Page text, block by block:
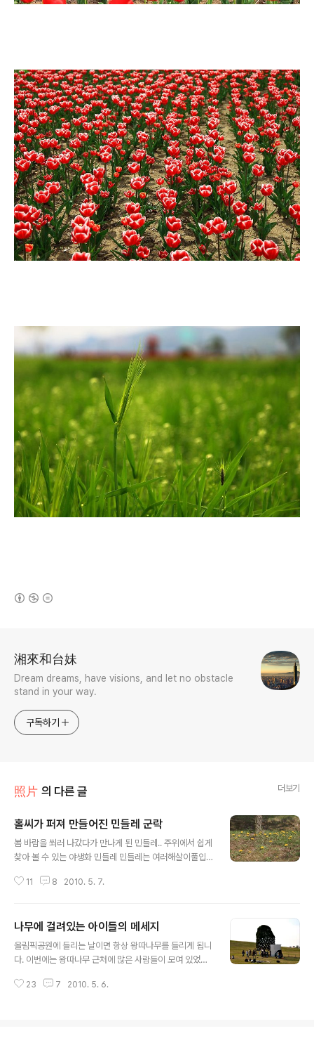
湘來和台妹
Dream dreams, have visions, and let no obstacle
stand in your way.
구독하기
照片 의 다른 글 더보기
홀씨가 퍼져 만들어진 민들레 군락
봄 바람을 쐬러 나갔다가 만나게 된 민들레.. 주위에서 쉽게
찾아 볼 수 있는 야생화 민들레 민들레는 여러해살이풀입
물로 줄기가 있고 밑동잎이 심장형으로 피어나죠 우리나라
서로 헤어짐은 쉽게 받아들이질 못합니다. 꽃이 시들어도
꽃잎은 그대로 그자리에서 마르고 씨방이 자라고 영글면서
갓털이 길어지고 날아갈 준비가 되면, 뭉쳐서 마른 꽃잎이
11 8 2010. 5. 7.
나무에 걸려있는 아이들의 메세지
올림픽공원에 들리는 날이면 항상 왕따나무를 들리게 됩니
다. 이번에는 왕따나무 근처에 많은 사람들이 모여 있었습
고 있었습니다. 평소에는 잔디보호로 인해 들어갈 수 없었
23 7 2010. 5. 6.